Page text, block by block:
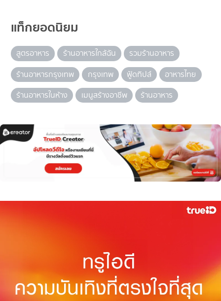
แท็กยอดนิยม
สูตรอาหาร ร้านอาหารใกล้ฉัน
รวมร้านอาหาร
ร้านอาหารกรุงเทพ
กรุงเทพ ฟู้ดทิปส์
อาหารไทย
ร้านอาหารในห้าง
เมนูสร้างอาชีพ ร้านอาหาร